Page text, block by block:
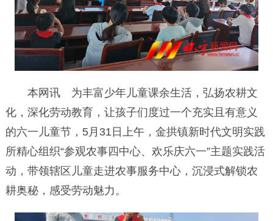
本网讯 为丰富少年儿童课余生活，弘扬农耕文
化，深化劳动教育，让孩子们度过一个充实且有意义
的六一儿童节，5月31日上午，金拱镇新时代文明实践
所精心组织“参观农事四中心、欢乐庆六一”主题实践活
动，带领辖区儿童走进农事服务中心，沉浸式解锁农
耕奥秘，感受劳动魅力。